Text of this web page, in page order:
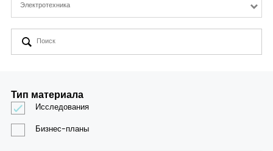
Cases
Contact us
Электротехника
Тип материала
Исследования
Бизнес-планы